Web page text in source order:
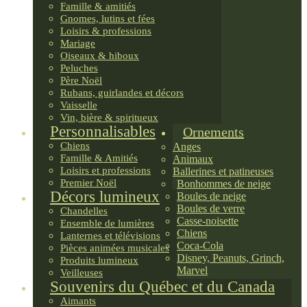
Famille & amitiés
Gnomes, lutins et fées
Loisirs & professions
Mariage
Oiseaux & hiboux
Peluches
Père Noël
Rubans, guirlandes et décors
Vaisselle
Vin, bière & spiritueux
Personnalisables
Chiens
Famille & Amitiés
Loisirs et professions
Premier Noël
Décors lumineux
Chandelles
Ensemble de lumières
Lanternes et télévisions
Pièces animées musicales
Produits lumineux
Veilleuses
Souvenirs du Québec et du Canada
Aimants
Ornements
Anges
Animaux
Ballerines et patineuses
Bonhommes de neige
Boules de neige
Boules de verre
Casse-noisette
Chiens
Coca-Cola
Disney, Peanuts, Grinch,
Marvel